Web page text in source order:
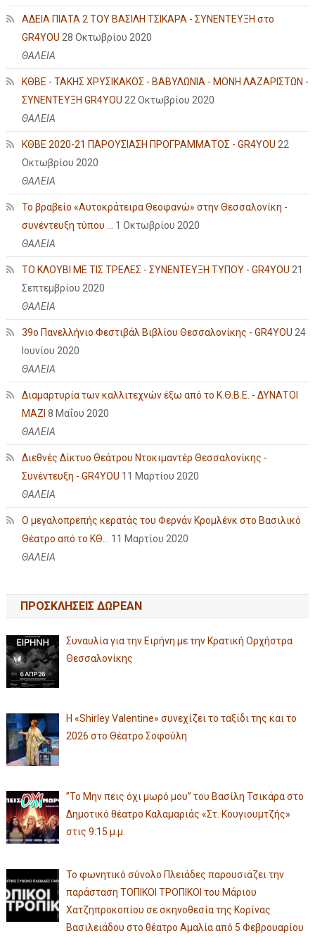
ΑΔΕΙΑ ΠΙΑΤΑ 2 ΤΟΥ ΒΑΣΙΛΗ ΤΣΙΚΑΡΑ - ΣΥΝΕΝΤΕΥΞΗ στο
GR4YOU 28 Οκτωβρίου 2020
ΘΑΛΕΙΑ
ΚΘΒΕ - ΤΑΚΗΣ ΧΡΥΣΙΚΑΚΟΣ - ΒΑΒΥΛΩΝΙΑ - ΜΟΝΗ ΛΑΖΑΡΙΣΤΩΝ -
ΣΥΝΕΝΤΕΥΞΗ GR4YOU 22 Οκτωβρίου 2020
ΘΑΛΕΙΑ
ΚΘΒΕ 2020-21 ΠΑΡΟΥΣΙΑΣΗ ΠΡΟΓΡΑΜΜΑΤΟΣ - GR4YOU 22
Οκτωβρίου 2020
ΘΑΛΕΙΑ
Το βραβείο «Αυτοκράτειρα Θεοφανώ» στην Θεσσαλονίκη -
συνέντευξη τύπου ...
1 Οκτωβρίου 2020
ΘΑΛΕΙΑ
ΤΟ ΚΛΟΥΒΙ ΜΕ ΤΙΣ ΤΡΕΛΕΣ - ΣΥΝΕΝΤΕΥΞΗ ΤΥΠΟΥ - GR4YOU 21
Σεπτεμβρίου 2020
ΘΑΛΕΙΑ
39ο Πανελλήνιο Φεστιβάλ Βιβλίου Θεσσαλονίκης - GR4YOU 24
Ιουνίου 2020
ΘΑΛΕΙΑ
Διαμαρτυρία των καλλιτεχνών έξω από το Κ.Θ.Β.Ε. - ΔΥΝΑΤΟΙ
ΜΑΖΙ 8 Μαΐου 2020
ΘΑΛΕΙΑ
Διεθνές Δίκτυο Θεάτρου Ντοκιμαντέρ Θεσσαλονίκης -
Συνέντευξη - GR4YOU 11 Μαρτίου 2020
ΘΑΛΕΙΑ
Ο μεγαλοπρεπής κερατάς του Φερνάν Κρομλένκ στο Βασιλικό
Θέατρο από το ΚΘ...
11 Μαρτίου 2020
ΘΑΛΕΙΑ
ΠΡΟΣΚΛΗΣΕΙΣ ΔΩΡΕΑΝ
Συναυλία για την Ειρήνη με την Κρατική Ορχήστρα
Θεσσαλονίκης
Η «Shirley Valentine» συνεχίζει το ταξίδι της και το
2026 στο Θέατρο Σοφούλη
”Το Μην πεις όχι μωρό μου” του Βασίλη Τσικάρα στο
Δημοτικό θέατρο Καλαμαριάς «Στ. Κουγιουμτζής»
στις 9:15 μ.μ.
Το φωνητικό σύνολο Πλειάδες παρουσιάζει την
παράσταση ΤΟΠΙΚΟΙ ΤΡΟΠΙΚΟΙ του Μάριου
Χατζηπροκοπίου σε σκηνοθεσία της Κορίνας
Βασιλειάδου στο θέατρο Αμαλία από 5 Φεβρουαρίου